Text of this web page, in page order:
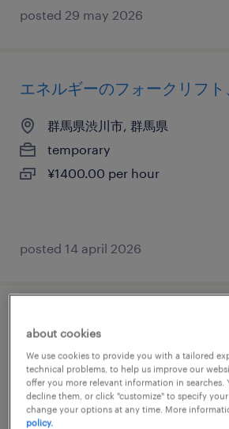
posted 29 may 2026
エネルギーのフォークリフ
群馬県渋川市, 群馬県
temporary
¥1400.00 per hour
posted 14 april 2026
群馬県渋川市, 群馬県
temporary
¥1400.00 per hour
about cookies
We use cookies to provide you with a tailored
technical problems, to help us improve our
offer you more relevant information in searches.
decline them, or click "customize" to specify
change your options at any time. More
policy.